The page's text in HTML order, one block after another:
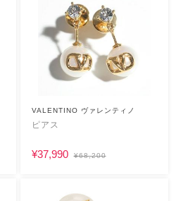
VALENTINO ヴァレンティノ
ピアス
¥37,990 ¥68,200